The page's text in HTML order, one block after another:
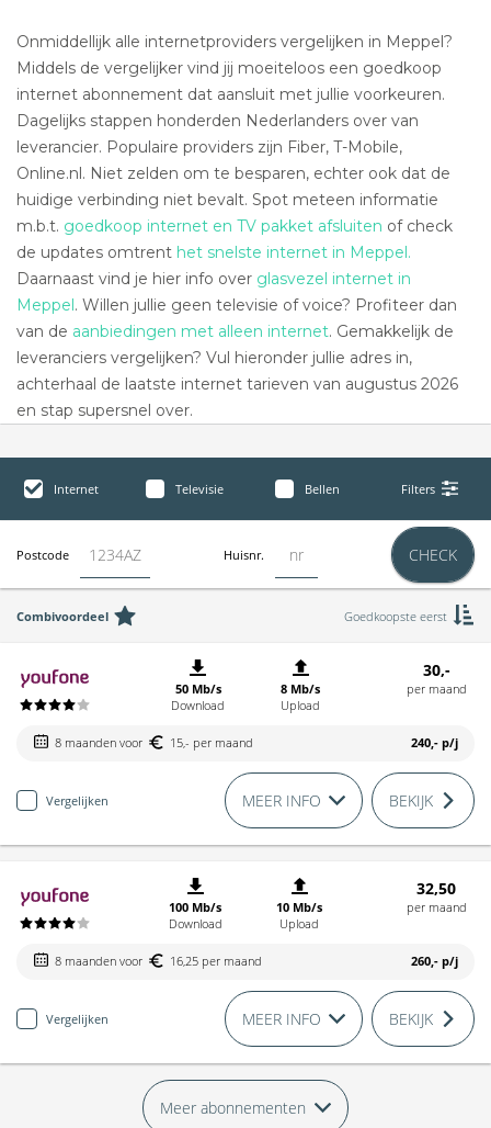
Onmiddellijk alle internetproviders vergelijken in Meppel?
Middels de vergelijker vind jij moeiteloos een goedkoop
internet abonnement dat aansluit met jullie voorkeuren.
Dagelijks stappen honderden Nederlanders over van
leverancier. Populaire providers zijn Fiber, T-Mobile,
Online.nl. Niet zelden om te besparen, echter ook dat de
huidige verbinding niet bevalt. Spot meteen informatie
m.b.t. goedkoop internet en TV pakket afsluiten of check
de updates omtrent het snelste internet in Meppel.
Daarnaast vind je hier info over glasvezel internet in
Meppel. Willen jullie geen televisie of voice? Profiteer dan
van de aanbiedingen met alleen internet. Gemakkelijk de
leveranciers vergelijken? Vul hieronder jullie adres in,
achterhaal de laatste internet tarieven van augustus 2026
en stap supersnel over.
Internet Televisie Bellen Filters
Postcode Huisnr. CHECK
Combivoordeel Goedkoopste eerst
50 Mb/s
Download
8 Mb/s
Upload
30,-
per maand
8 maanden voor 15,- per maand 240,- p/j
Vergelijken MEER INFO BEKIJK
100 Mb/s
Download
10 Mb/s
Upload
32,50
per maand
8 maanden voor 16,25 per maand 260,- p/j
Vergelijken MEER INFO BEKIJK
Meer abonnementen